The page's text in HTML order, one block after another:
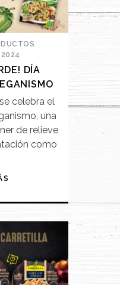
2024
DÍA
celebra el
una
de relieve
como